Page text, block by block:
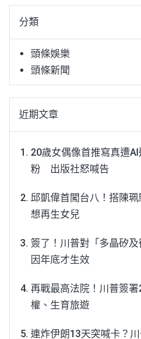
字:分類
頭條娛樂
頭條新聞
近期文章
20歲女偶像首推寫真遭
粉 出版社怒喊告
邱凱偉首闖台八！搭陳
想再生女兒
簽了！川普對「多晶矽
因年底才生效
再戰最高法院！川普簽
權、生育旅遊
連炸伊朗13天突喊卡？